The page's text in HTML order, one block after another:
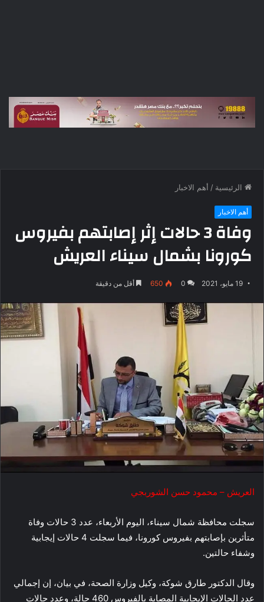
الرئيسية / أهم الاخبار
أهم الاخبار
وفاة 3 حالات إثر إصابتهم بفيروس
كورونا بشمال سيناء العريش
19 مايو، 2021 0
650 أقل من دقيقة
العريش – محمود حسن الشوربجي
سجلت محافظة شمال سيناء، اليوم الأربعاء، عدد 3 حالات وفاة
متأثرين بإصابتهم بفيروس كورونا، فيما سجلت 4 حالات إيجابية
وشفاء حالتين.
وقال الدكتور طارق شوكة، وكيل وزارة الصحة، في بيان، إن إجمالي
عدد الحالات الإيجابية المصابة بالفيروس 460 حالة، وعدد حالات